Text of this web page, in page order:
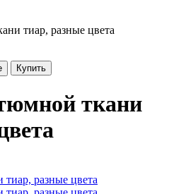
тиар, разные цвета
Купить
ткани